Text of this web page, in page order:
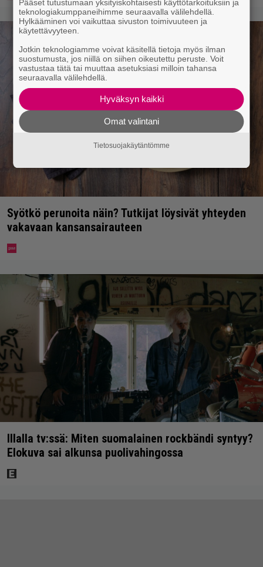
Syötkö perunoita näin? Tutkijat löysivät yhteyden
vakavaan kansansairauteen
Illalla tv:ssä: Miten suomalainen rockbändi syntyy?
Elokuva sai alkunsa puolivahingossa
Pääset tutustumaan yksityiskohtaisesti käyttötarkoituksiin ja
teknologiakumppaneihimme seuraavalla välilehdellä.
Hylkääminen voi vaikuttaa sivuston toimivuuteen ja
käytettävyyteen.
Jotkin teknologiamme voivat käsitellä tietoja myös ilman
suostumusta, jos niillä on siihen oikeutettu peruste. Voit
vastustaa tätä tai muuttaa asetuksiasi milloin tahansa
seuraavalla välilehdellä.
Hyväksyn kaikki
Omat valintani
Tietosuojakäytäntömme